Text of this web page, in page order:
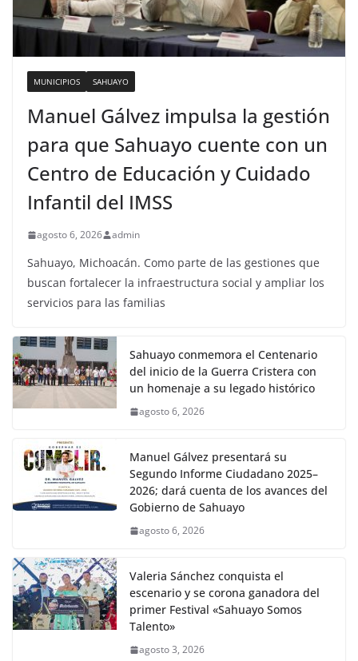
MUNICIPIOS SAHUAYO
Manuel Gálvez impulsa la gestión
para que Sahuayo cuente con un
Centro de Educación y Cuidado
Infantil del IMSS
agosto 6, 2026 admin
Sahuayo, Michoacán. Como parte de las gestiones que
buscan fortalecer la infraestructura social y ampliar los
servicios para las familias
Sahuayo conmemora el Centenario
del inicio de la Guerra Cristera con
un homenaje a su legado histórico
agosto 6, 2026
Manuel Gálvez presentará su
Segundo Informe Ciudadano 2025–
2026; dará cuenta de los avances del
Gobierno de Sahuayo
agosto 6, 2026
Valeria Sánchez conquista el
escenario y se corona ganadora del
primer Festival «Sahuayo Somos
Talento»
agosto 3, 2026